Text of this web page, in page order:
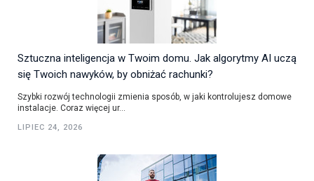
Sztuczna inteligencja w Twoim domu. Jak algorytmy AI uczą
się Twoich nawyków, by obniżać rachunki?
Szybki rozwój technologii zmienia sposób, w jaki kontrolujesz domowe
instalacje. Coraz więcej ur...
LIPIEC 24, 2026